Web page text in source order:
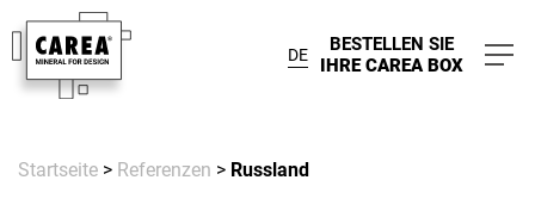
DE
BESTELLEN SIE
IHRE CAREA BOX
Startseite > Referenzen > Russland